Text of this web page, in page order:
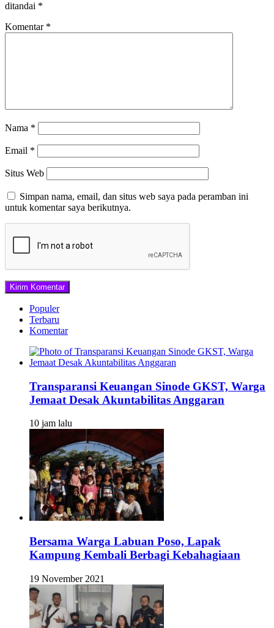
ditandai *
Komentar *
Nama *
Email *
Situs Web
Simpan nama, email, dan situs web saya pada peramban ini
untuk komentar saya berikutnya.
Populer
Terbaru
Komentar
Transparansi Keuangan Sinode GKST, Warga
Jemaat Desak Akuntabilitas Anggaran
10 jam lalu
Bersama Warga Labuan Poso, Lapak
Kampung Kembali Berbagi Kebahagiaan
19 November 2021